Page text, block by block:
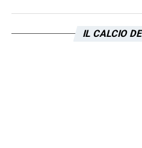
si è trasformato
IL CALCIO